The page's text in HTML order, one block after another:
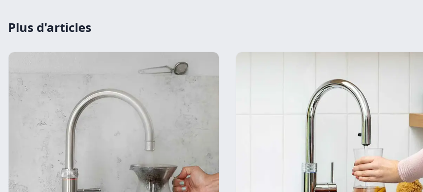
Plus d'articles